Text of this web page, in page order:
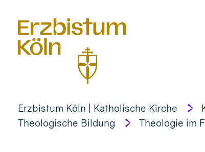
Erzbistum Köln | Katholische Kirche
Theologische Bildung
Theologie im